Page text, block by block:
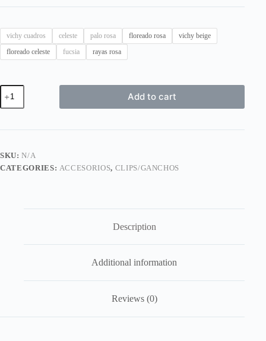
vichy cuadros celeste palo rosa floreado rosa
vichy beige
floreado celeste
fucsia rayas rosa
Ganchos
cabello
colores
quantity
Add to cart
SKU:N/A
CATEGORIES: ACCESORIOS, CLIPS/GANCHOS
Description
Additional information
Reviews (0)